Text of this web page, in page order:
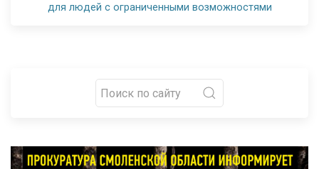
для людей с ограниченными возможностями